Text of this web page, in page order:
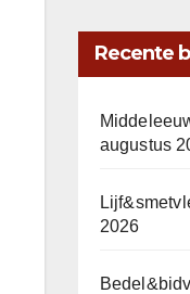
Recente
augustus
2026